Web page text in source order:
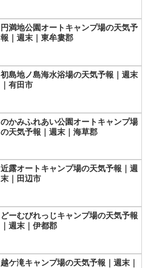
円満地公園オートキャンプ場の天気予
報｜週末｜東牟婁郡
初島地ノ島海水浴場の天気予報｜週末
｜有田市
のかみふれあい公園オートキャンプ場
の天気予報｜週末｜海草郡
近露オートキャンプ場の天気予報｜週
末｜田辺市
どーむびれっじキャンプ場の天気予報
｜週末｜伊都郡
越ケ滝キャンプ場の天気予報｜週末｜